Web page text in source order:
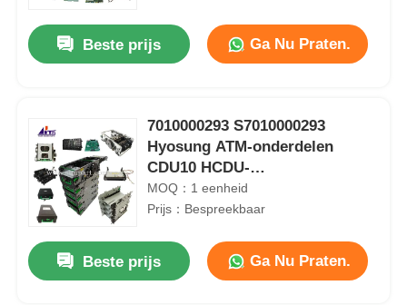
Beste prijs Ga Nu Praten.
7010000293 S7010000293
Hyosung ATM-onderdelen
CDU10 HCDU-
dispensermodules
MOQ：1 eenheid
Prijs：Bespreekbaar
Beste prijs Ga Nu Praten.